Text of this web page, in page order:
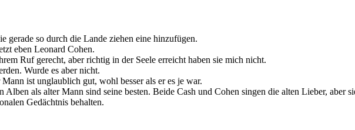
gerade so durch die Lande ziehen eine hinzufügen.
eben Leonard Cohen.
Ruf gerecht, aber richtig in der Seele erreicht haben sie mich nicht.
Wurde es aber nicht.
ist unglaublich gut, wohl besser als er es je war.
Alben als alter Mann sind seine besten. Beide Cash und Cohen singen die alten Lieber, aber
Gedächtnis behalten.